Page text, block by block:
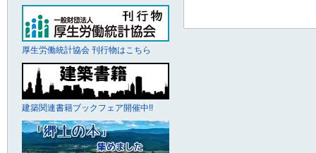
厚生労働統計協会 刊行物はこちら
建築関連書籍ブックフェア開催中!!